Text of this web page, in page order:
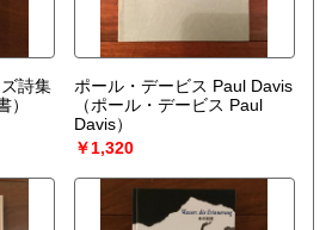
詩集
）
ポール・デービス Paul Davis
（ポール・デービス Paul
Davis）
￥1,320